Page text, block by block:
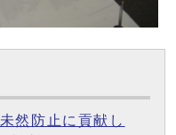
然防止に貢献し